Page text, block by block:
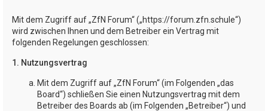
Mit dem Zugriff auf „ZfN Forum“ („https://forum.zfn.schule“)
wird zwischen Ihnen und dem Betreiber ein Vertrag mit
folgenden Regelungen geschlossen:
1. Nutzungsvertrag
Mit dem Zugriff auf „ZfN Forum“ (im Folgenden „das
Board“) schließen Sie einen Nutzungsvertrag mit dem
Betreiber des Boards ab (im Folgenden „Betreiber“) und